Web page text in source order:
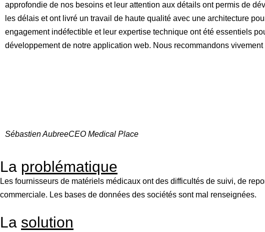
approfondie de nos besoins et leur attention aux détails ont permis de
les délais et ont livré un travail de haute qualité avec une architecture
engagement indéfectible et leur expertise technique ont été essentiels
développement de notre application web. Nous recommandons vivement
Sébastien AubreeCEO Medical Place
La problématique
Les fournisseurs de matériels médicaux ont des difficultés de suivi, de
commerciale. Les bases de données des sociétés sont mal renseignées.
La solution